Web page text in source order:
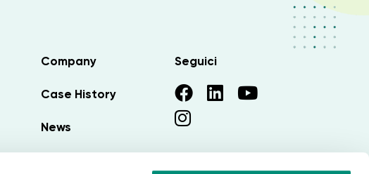
Company
Case History
News
Seguici